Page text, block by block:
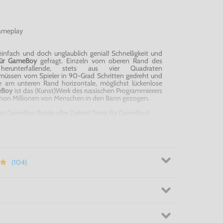
und doch unglaublich genial! Schnelligkeit und
GameBoygefragt. Einzeln vom oberen Rand des
stets aus vier Quadraten
vom Spieler in 90-Grad Schritten gedreht und
am unteren Rand horizontale, möglichst lückenlose
ist das (Kunst)Werk des russischen Programmierers
Millionen von Menschen in den Bann gezogen.
(104)